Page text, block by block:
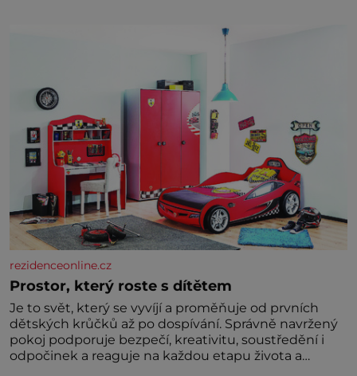
dávných lidí nesmírně dobře zachovalá, přičítají
odborníci zdejším klimatickým podmínkám. Sucho,
rezidenceonline.cz
Prostor, který roste s dítětem
Je to svět, který se vyvíjí a proměňuje od prvních
dětských krůčků až po dospívání. Správně navržený
pokoj podporuje bezpečí, kreativitu, soustředění i
odpočinek a reaguje na každou etapu života a